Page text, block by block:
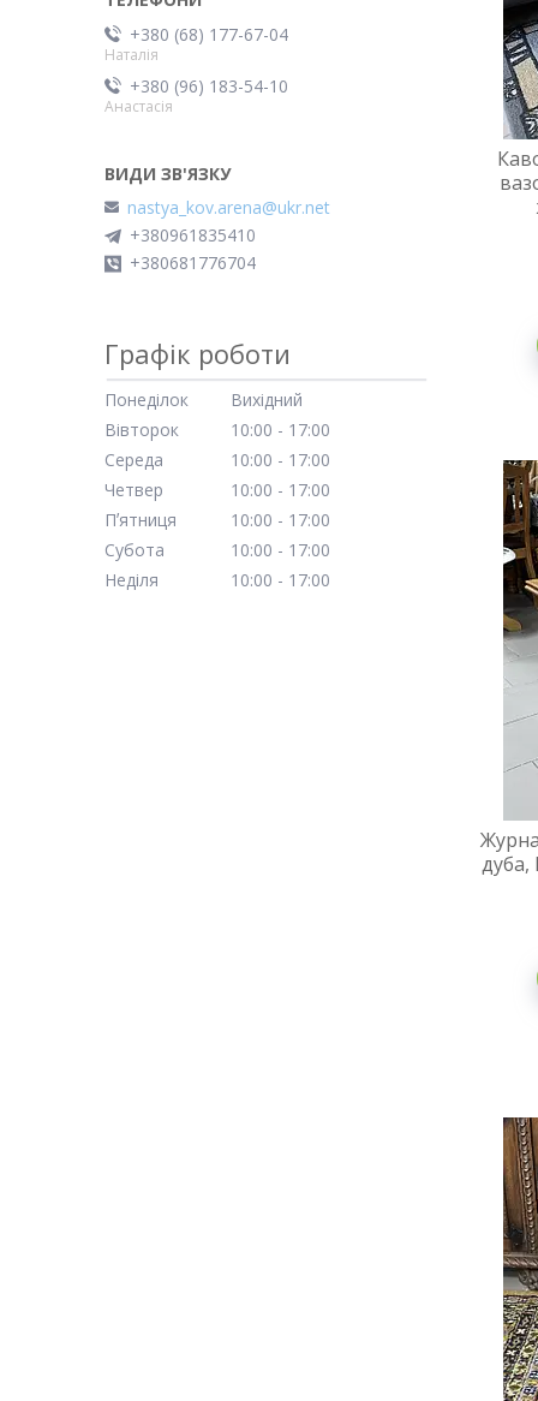
дуба,
+380 (68) 177-67-04
Наталія
+380 (96) 183-54-10
Анастасія
nastya_kov.arena@ukr.net
+380961835410
+380681776704
Графік роботи
Понеділок
Вихідний
Вівторок
10:00
17:00
Середа
10:00
17:00
Четвер
10:00
17:00
Пʼятниця
10:00
17:00
Субота
10:00
17:00
Неділя
10:00 17:00